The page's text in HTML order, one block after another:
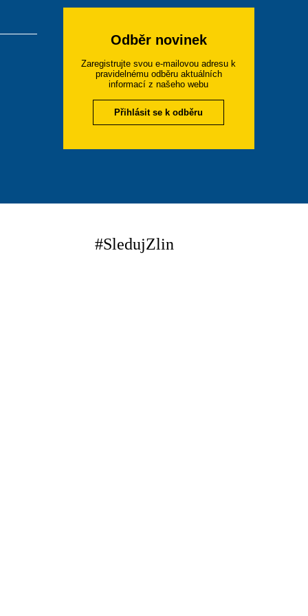
Odběr novinek
Zaregistrujte svou e-mailovou adresu k
pravidelnému odběru aktuálních
informací z našeho webu
Přihlásit se k odběru
#SledujZlin